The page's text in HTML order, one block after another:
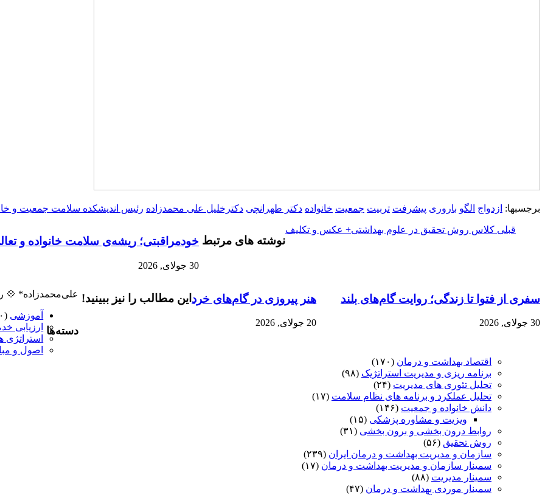
برجسبها: ازدواج الگو باروری پیشرفت تربیت جمعیت خانواده دکتر طهرانچی دکترخلیل علی محمدزاده رئیس اندیشکده سلامت جمعیت و
قبلی کلاس روش تحقیق در علوم بهداشتی+ عکس و تکلیف
نوشته های مرتبط خودمراقبتی؛ ریشه‌ی سلامت خانواده و
30 جولای, 2026
سفری از فتوا تا زندگی؛ روایت گام‌های بلند
30 جولای, 2026
هنر پیروزی در گام‌های خرد
20 جولای, 2026
این مطالب را نیز ببینید! علی‌محمدزاده* 💠
دسته‌ها
آموزشی (۱,۰۱۰)
ارزیابی
اصول و
اقتصاد بهداشت و درمان (۱۷۰)
برنامه ریزی و مدیریت استراتژیک (۹۸)
تحلیل تئوری های مدیریت (۲۴)
تحلیل عملکرد و برنامه های نظام سلامت (۱۷)
دانش خانواده و جمعیت (۱۴۶)
ویزیت و مشاوره پزشکی (۱۵)
روابط درون بخشی و برون بخشی (۳۱)
روش تحقیق (۵۶)
سازمان و مدیریت بهداشت و درمان ایران (۲۳۹)
سمینار سازمان و مدیریت بهداشت و درمان (۱۷)
سمینار مدیریت (۸۸)
سمینار موردی بهداشت و درمان (۴۷)